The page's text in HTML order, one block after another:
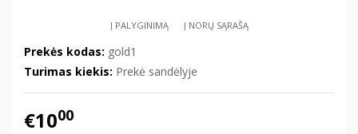
Į PALYGINIMĄ Į NORŲ SĄRAŠĄ
Prekės kodas: gold1
Turimas kiekis: Prekė sandėlyje
€1000